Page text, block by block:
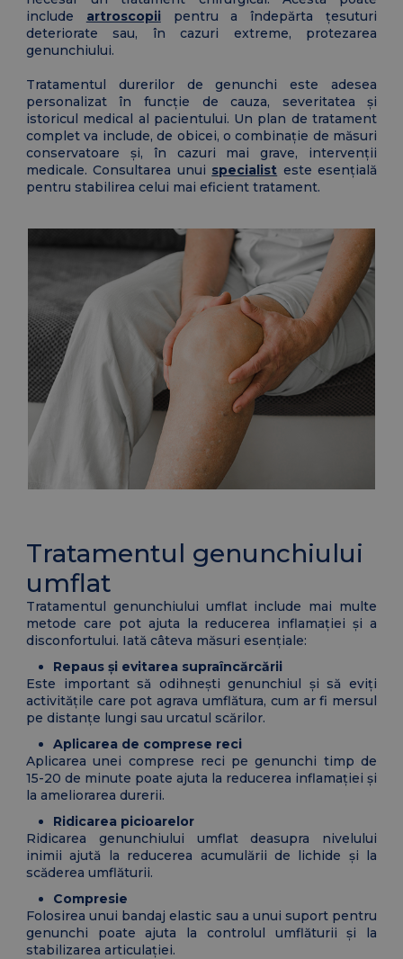
include artroscopiipentru a îndepărta țesuturi
deteriorate sau, în cazuri extreme, protezarea
genunchiului.
Tratamentul durerilor de genunchi este adesea
personalizat în funcție de cauza, severitatea și
istoricul medical al pacientului. Un plan de tratament
complet va include, de obicei, o combinație de măsuri
conservatoare și, în cazuri mai grave, intervenții
medicale. Consultarea unui specialist este esențială
pentru stabilirea celui mai eficient tratament.
Tratamentul genunchiului
umflat
Tratamentul genunchiului umflat include mai multe
metode care pot ajuta la reducerea inflamației și a
disconfortului. Iată câteva măsuri esențiale:
Repaus și evitarea supraîncărcării
Este important să odihnești genunchiul și să eviți
activitățile care pot agrava umflătura, cum ar fi mersul
pe distanțe lungi sau urcatul scărilor.
Aplicarea de comprese reci
Aplicarea unei comprese reci pe genunchi timp de
15-20 de minute poate ajuta la reducerea inflamației și
la ameliorarea durerii.
Ridicarea picioarelor
Ridicarea genunchiului umflat deasupra nivelului
inimii ajută la reducerea acumulării de lichide și la
scăderea umflăturii.
Compresie
Folosirea unui bandaj elastic sau a unui suport pentru
genunchi poate ajuta la controlul umflăturii și la
stabilizarea articulației.